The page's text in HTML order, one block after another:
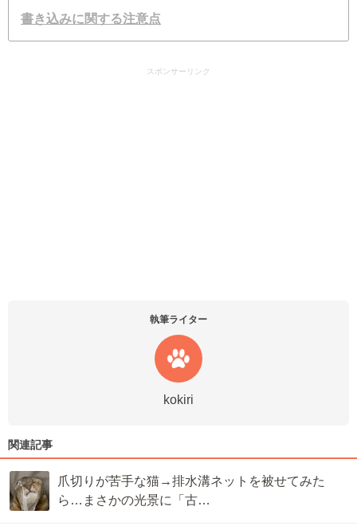
書き込みに関する注意点
スポンサーリンク
執筆ライター
kokiri
関連記事
爪切りが苦手な猫→排水溝ネットを被せてみた
ら…まさかの光景に「古…